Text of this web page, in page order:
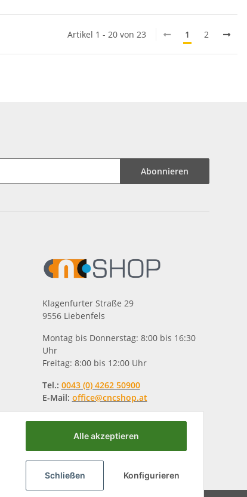
Artikel 1 - 20 von 23 1 2
Abonnieren
Klagenfurter Straße 29
9556 Liebenfels
Montag bis Donnerstag: 8:00 bis 16:30
Uhr
Freitag: 8:00 bis 12:00 Uhr
Tel.: 0043 (0) 4262 50900
E-Mail: office@cncshop.at
Alle akzeptieren
Schließen Konfigurieren